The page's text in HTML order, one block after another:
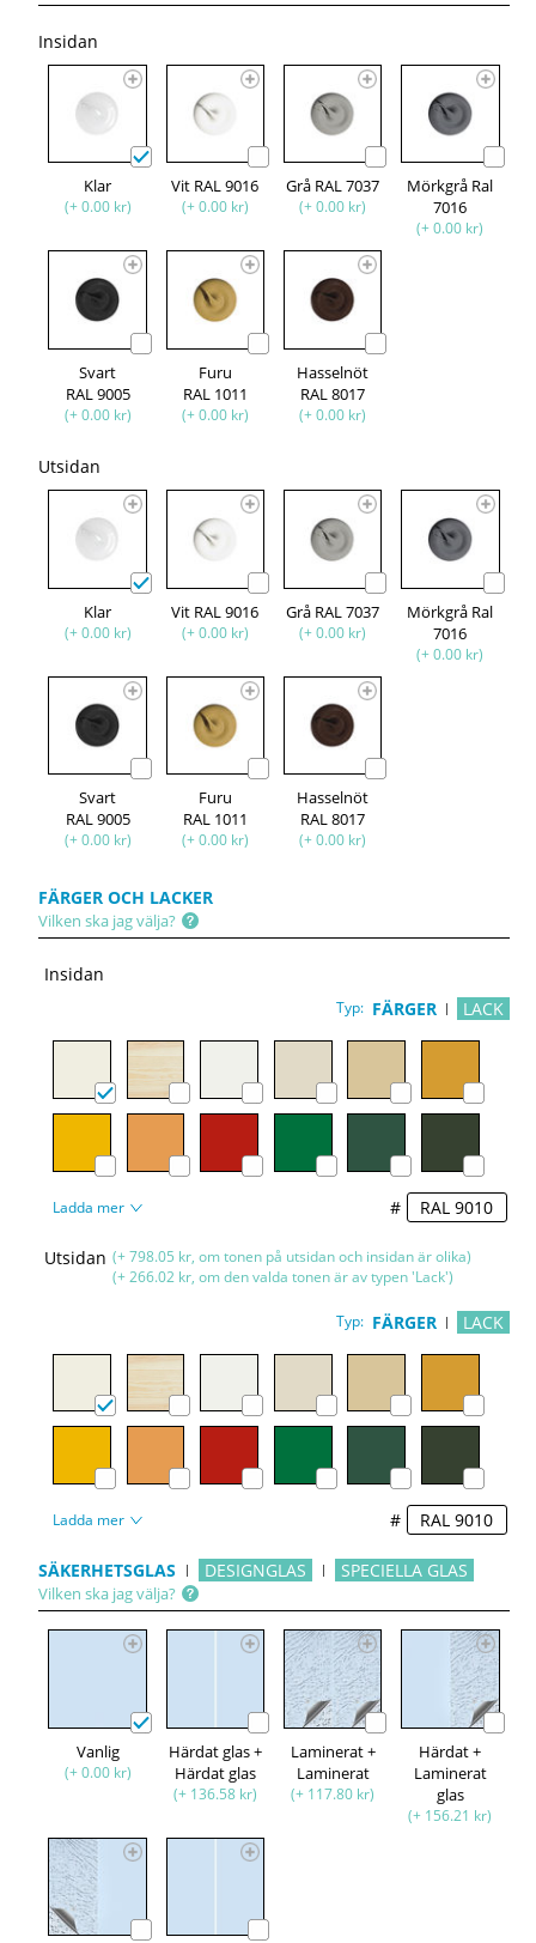
Insidan
Klar
(+ 0.00 kr)
Vit RAL 9016
(+ 0.00 kr)
Grå RAL 7037
(+ 0.00 kr)
Mörkgrå Ral
7016
(+ 0.00 kr)
Svart
RAL 9005
(+ 0.00 kr)
Furu
RAL 1011
(+ 0.00 kr)
Hasselnöt
RAL 8017
(+ 0.00 kr)
Utsidan
Klar
(+ 0.00 kr)
Vit RAL 9016
(+ 0.00 kr)
Grå RAL 7037
(+ 0.00 kr)
Mörkgrå Ral
7016
(+ 0.00 kr)
Svart
RAL 9005
(+ 0.00 kr)
Furu
RAL 1011
(+ 0.00 kr)
Hasselnöt
RAL 8017
(+ 0.00 kr)
FÄRGER OCH LACKER
Vilken ska jag välja?
Insidan
Typ: FÄRGER LACK
Ladda mer #
Utsidan (+ 798.05 kr, om tonen på utsidan och insidan är olika)
(+ 266.02 kr, om den valda tonen är av typen 'Lack')
Typ: FÄRGER LACK
Ladda mer #
SÄKERHETSGLAS DESIGNGLAS SPECIELLA GLAS
Vilken ska jag välja?
Vanlig
(+ 0.00 kr)
Härdat glas +
Härdat glas
(+ 136.58 kr)
Laminerat +
Laminerat
(+ 117.80 kr)
Härdat +
Laminerat
glas
(+ 156.21 kr)